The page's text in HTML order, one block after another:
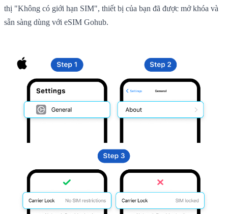
thị "Không có giới hạn SIM", thiết bị của bạn đã được mở khóa và
sẵn sàng dùng với eSIM Gohub.